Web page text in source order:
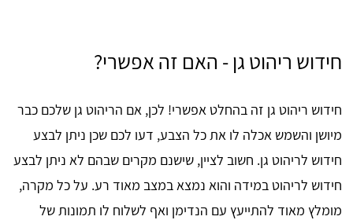
חידוש ריהוט גן - האם זה אפשרי?
חידוש ריהוט גן זה בהחלט אפשרי! לכן, אם הריהוט גן שלכם כבר
מיושן והשמש אכלה לו את כל הצבע, דעו לכם שכן ניתן לבצע
חידוש לריהוט גן. חשוב לציין, שישנם מקרים שבהם לא ניתן לבצע
חידוש לריהוט במידה והוא נמצא במצב מאוד רע. על כל מקרה,
מומלץ מאוד להתייעץ עם הנדימן ואף לשלוח לו תמונות של